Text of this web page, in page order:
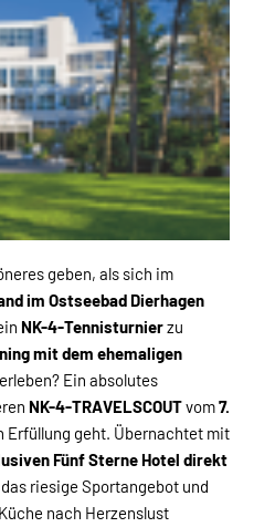
geben, als sich im
im Ostseebad Dierhagen
NK-4-Tennisturnierzu
mit dem ehemaligen
Ein absolutes
NK-4-TRAVELSCOUTvom7.
Erfüllung geht. Übernachtet mit
Fünf Sterne Hotel direkt
riesige Sportangebot und
nach Herzenslust